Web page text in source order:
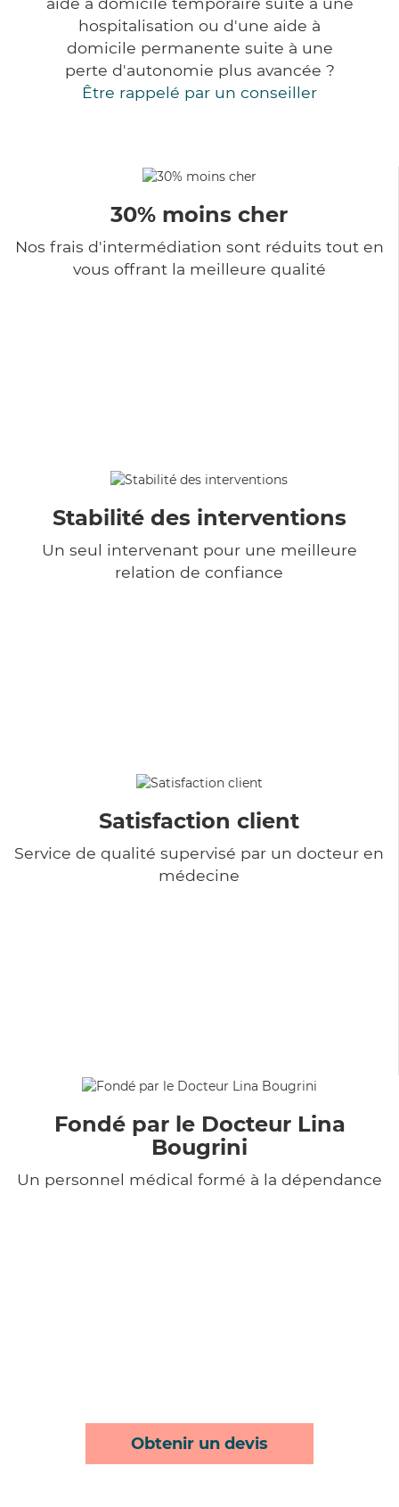
hospitalisation ou d'une aide à
domicile permanente suite à une
perte d'autonomie plus avancée ?
Être rappelé par un conseiller
30% moins cher
Nos frais d'intermédiation sont réduits tout en
vous offrant la meilleure qualité
Stabilité des interventions
Un seul intervenant pour une meilleure
relation de confiance
Satisfaction client
Service de qualité supervisé par un docteur en
médecine
Fondé par le Docteur Lina
Bougrini
Un personnel médical formé à la dépendance
Obtenir un devis